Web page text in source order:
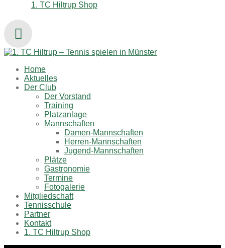
1. TC Hiltrup Shop
Home
Aktuelles
Der Club
Der Vorstand
Training
Platzanlage
Mannschaften
Damen-Mannschaften
Herren-Mannschaften
Jugend-Mannschaften
Plätze
Gastronomie
Termine
Fotogalerie
Mitgliedschaft
Tennisschule
Partner
Kontakt
1. TC Hiltrup Shop